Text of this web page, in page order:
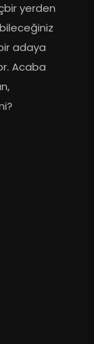
yerden
adaya
Acaba